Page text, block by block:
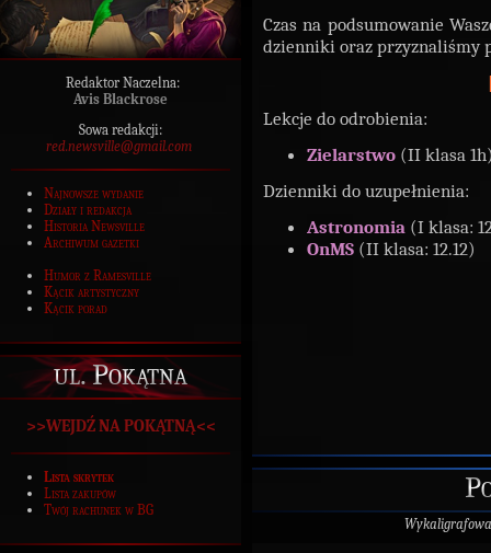
Redaktor Naczelna:
Avis Blackrose
Sowa redakcji:
red.newsville@gmail.com
Najnowsze wydanie
Działy i redakcja
Historia Newsville
Archiwum gazetki
Humor z Ramesville
Kącik artystyczny
Kącik porad
ul. Pokątna
>>WEJDŹ NA POKĄTNĄ<<
Lista skrytek
Lista zakupów
Twój rachunek w BG
Czas na podsumowanie
dzienniki oraz przyznaliśmy
Lekcje do odrobienia:
Zielarstwo (II klasa
Dzienniki do uzupełnienia:
Astronomia (I klasa:
OnMS (II klasa: 12.12)